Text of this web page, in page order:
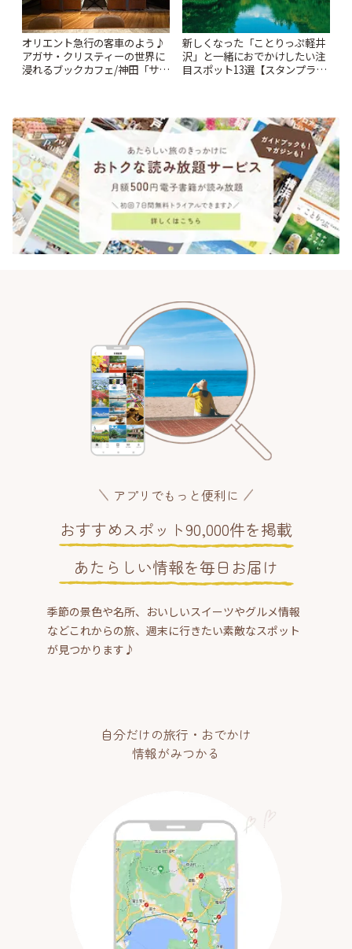
オリエント急行の客車のよう♪
アガサ・クリスティーの世界に
浸れるブックカフェ/神田「サロ
新しくなった「ことりっぷ軽井
沢」と一緒におでかけしたい注
目スポット13選【スタンプラリ
アプリでもっと便利に
おすすめスポット90,000件を掲載
あたらしい情報を毎日お届け
季節の景色や名所、おいしいスイーツやグルメ情報
などこれからの旅、週末に行きたい素敵なスポット
が見つかります♪
自分だけの旅行・おでかけ
情報がみつかる